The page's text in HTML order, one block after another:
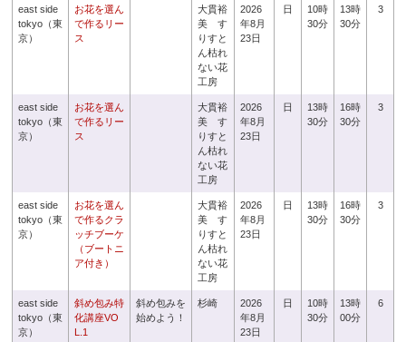
east side
tokyo（東
京）
お花を選ん
で作るリー
ス
大貫裕
美 す
りすと
ん枯れ
ない花
工房
2026
年8月
23日
日
10時
30分
13時
30分
3
east side
tokyo（東
京）
お花を選ん
で作るリー
ス
大貫裕
美 す
りすと
ん枯れ
ない花
工房
2026
年8月
23日
日
13時
30分
16時
30分
3
east side
tokyo（東
京）
お花を選ん
で作るクラ
ッチブーケ
（ブートニ
ア付き）
大貫裕
美 す
りすと
ん枯れ
ない花
工房
2026
年8月
23日
日
13時
30分
16時
30分
3
east side
tokyo（東
京）
斜め包み特
化講座VO
L.1
斜め包みを
始めよう！
杉崎
2026
年8月
23日
日
10時
30分
13時
00分
6